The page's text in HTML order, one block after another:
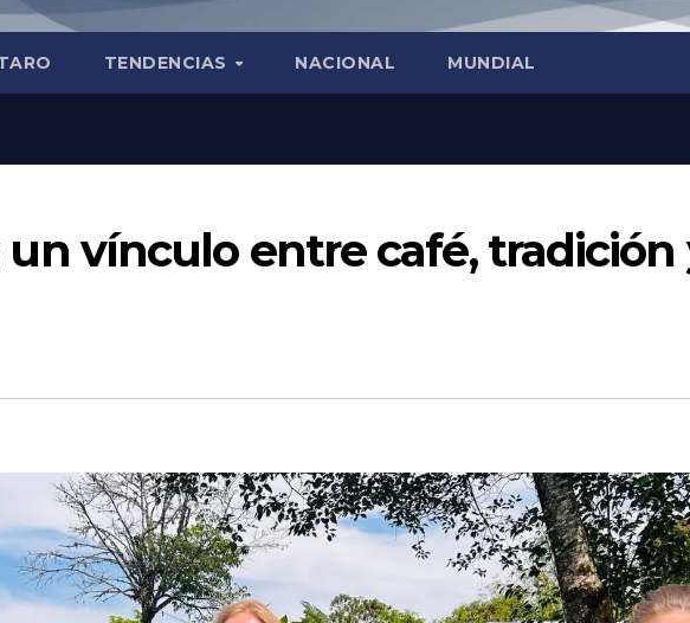
TENDENCIAS NACIONAL MUNDIAL
un vínculo entre café, tradición